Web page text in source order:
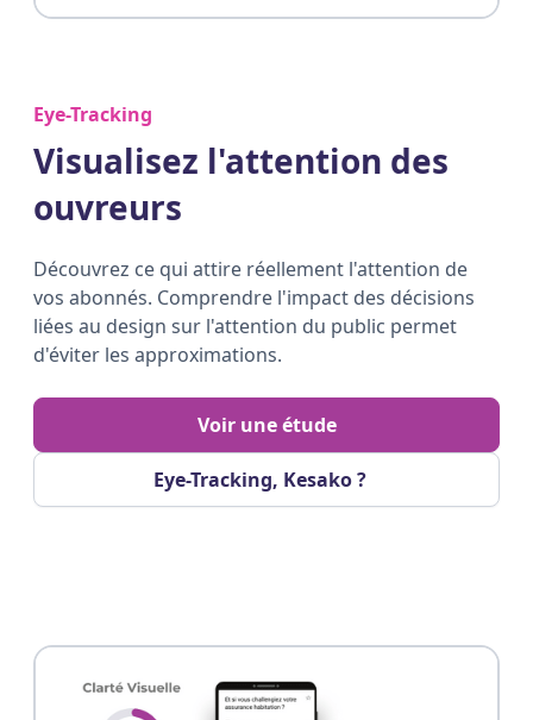
Eye-Tracking
Visualisez l'attention des
ouvreurs
Découvrez ce qui attire réellement l'attention de
vos abonnés. Comprendre l'impact des décisions
liées au design sur l'attention du public permet
d'éviter les approximations.
Eye-Tracking, Kesako ?
Voir une étude